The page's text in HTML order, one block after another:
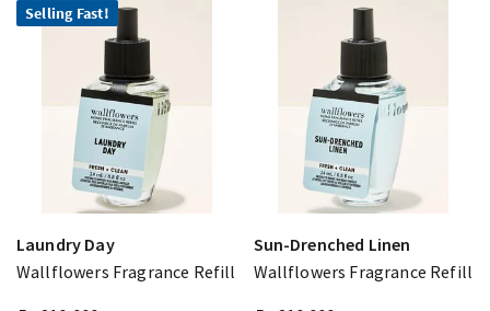
Selling Fast!
Laundry Day
Wallflowers Fragrance Refill
Sun-Drenched Linen
Wallflowers Fragrance Refill